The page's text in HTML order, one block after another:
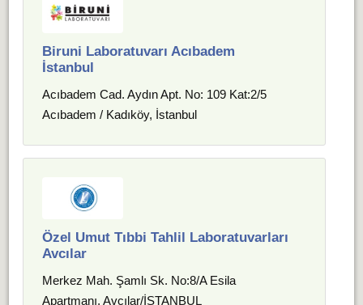
Biruni Laboratuvarı Acıbadem
İstanbul
Acıbadem Cad. Aydın Apt. No: 109 Kat:2/5
Acıbadem / Kadıköy, İstanbul
Özel Umut Tıbbi Tahlil Laboratuvarları
Avcılar
Merkez Mah. Şamlı Sk. No:8/A Esila
Apartmanı, Avcılar/İSTANBUL